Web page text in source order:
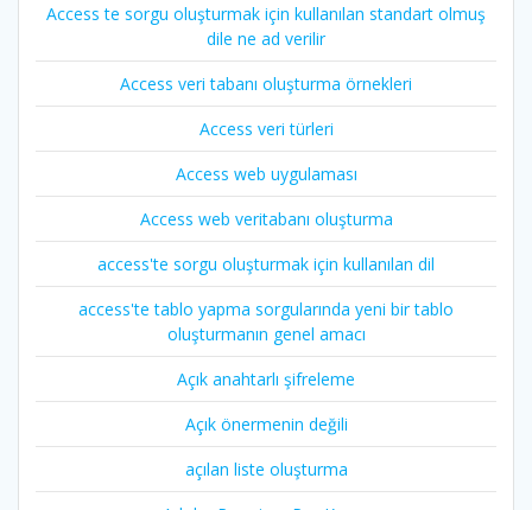
Access te sorgu oluşturmak için kullanılan standart olmuş
dile ne ad verilir
Access veri tabanı oluşturma örnekleri
Access veri türleri
Access web uygulaması
Access web veritabanı oluşturma
access'te sorgu oluşturmak için kullanılan dil
access'te tablo yapma sorgularında yeni bir tablo
oluşturmanın genel amacı
Açık anahtarlı şifreleme
Açık önermenin değili
açılan liste oluşturma